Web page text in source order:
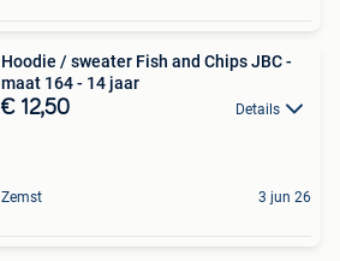
Hoodie / sweater Fish and Chips JBC -
maat 164 - 14 jaar
€ 12,50 Details
Zemst 3 jun 26